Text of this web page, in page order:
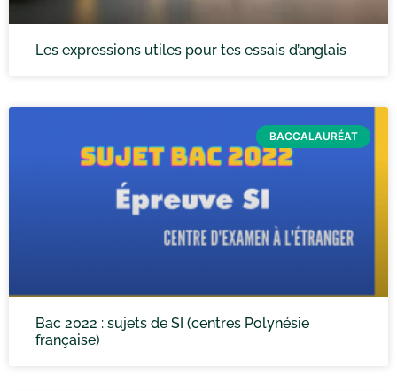
Les expressions utiles pour tes essais d’anglais
BACCALAURÉAT
Bac 2022 : sujets de SI (centres Polynésie
française)